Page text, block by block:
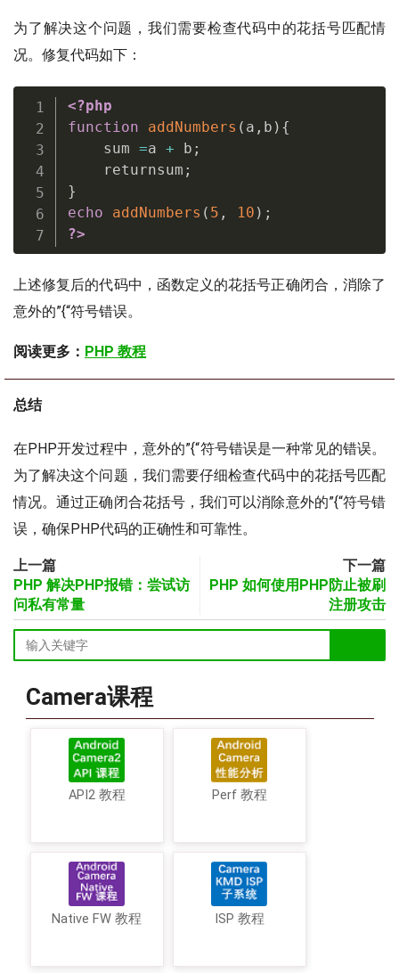
为了解决这个问题，我们需要检查代码中的花括号匹配情
况。修复代码如下：
<?php
function
addNumbers ( a , b ) {
    sum
=a + b ;
    returnsum
;
}
echo
addNumbers ( 5 , 10 ) ;
?>
上述修复后的代码中，函数定义的花括号正确闭合，消除了
意外的”{“符号错误。
阅读更多： PHP 教程
总结
在PHP开发过程中，意外的”{“符号错误是一种常见的错误。
为了解决这个问题，我们需要仔细检查代码中的花括号匹配
情况。通过正确闭合花括号，我们可以消除意外的”{“符号错
误，确保PHP代码的正确性和可靠性。
上一篇
PHP 解决PHP报错：尝试访
问私有常量
下一篇
PHP 如何使用PHP防止被刷
注册攻击
Camera课程
API2 教程 Perf 教程
Native FW 教程 ISP 教程